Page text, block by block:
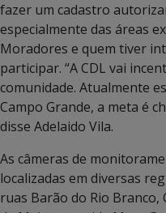
fazer um cadastro
especialmente das áreas
Moradores e quem tiver
participar. “A CDL vai
comunidade. Atualmente
Campo Grande, a meta é
disse Adelaido Vila.
As câmeras de
localizadas em diversas
ruas Barão do Rio Branco,